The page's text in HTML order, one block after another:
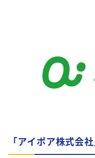
「アイポア株式会